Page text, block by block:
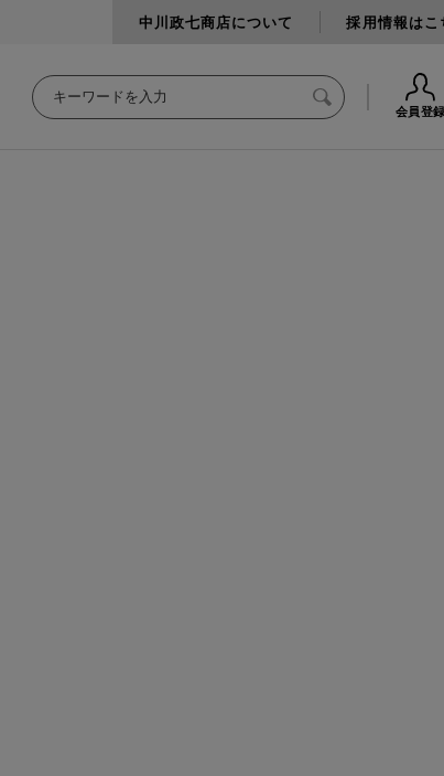
中川政七商店について 採用情報はこ
会員登録